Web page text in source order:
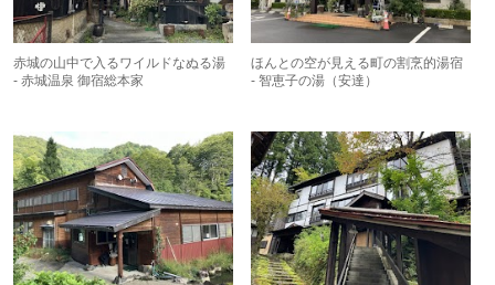
赤城の山中で入るワイルドなぬる湯
- 赤城温泉 御宿総本家
ほんとの空が見える町の割烹的湯宿
- 智恵子の湯（安達）